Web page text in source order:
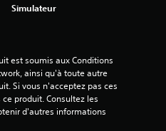
i
s
Simulateur
est soumis aux Conditions
ainsi qu'à toute autre
Si vous n'acceptez pas ces
produit. Consultez les
d'autres informations